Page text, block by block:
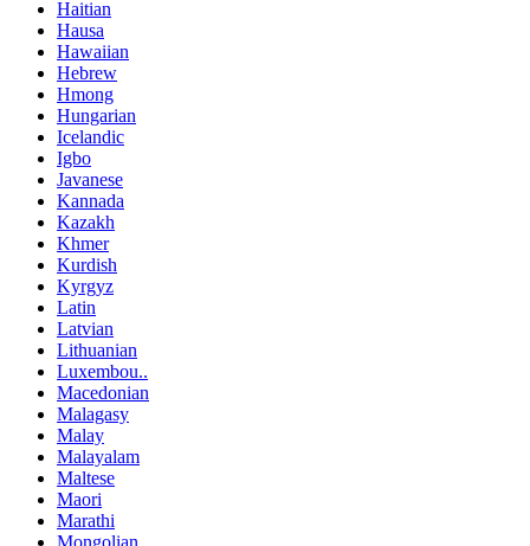
Haitian
Hausa
Hawaiian
Hebrew
Hmong
Hungarian
Icelandic
Igbo
Javanese
Kannada
Kazakh
Khmer
Kurdish
Kyrgyz
Latin
Latvian
Lithuanian
Luxembou..
Macedonian
Malagasy
Malay
Malayalam
Maltese
Maori
Marathi
Mongolian